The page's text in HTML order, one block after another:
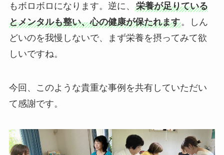
もボロボロになります。逆に、 栄養が足りている
とメンタルも整い、心の健康が保たれます。しん
どいのを我慢しないで、まず栄養を摂ってみて欲
しいですね。
今回、このような貴重な事例を共有していただい
て感謝です。